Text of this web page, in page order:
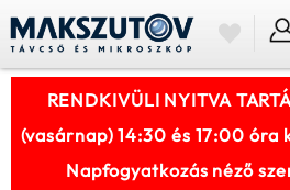
RENDKIVÜLI NYITVA
(vasárnap) 14:30 és 17:00
Napfogyatkozás néző